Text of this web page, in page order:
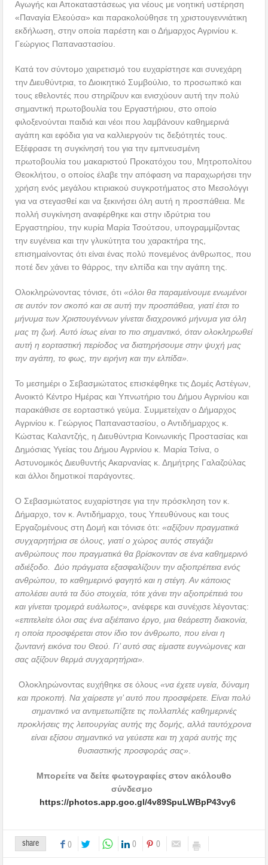
Αγωγής και Αποκαταστάσεως για νέους με νοητική υστέρηση
«Παναγία Ελεούσα» και παρακολούθησε τη χριστουγεννιάτικη
εκδήλωση, στην οποία παρέστη και ο Δήμαρχος Αγρινίου κ.
Γεώργιος Παπαναστασίου.
Κατά τον σύντομο χαιρετισμό του ευχαρίστησε και συνεχάρη
την Διευθύντρια, το Διοικητικό Συμβούλιο, το προσωπικό και
τους εθελοντές που στηρίζουν και ενισχύουν αυτή την πολύ
σημαντική πρωτοβουλία του Εργαστήριου, στο οποίο
φιλοξενούνται παιδιά και νέοι που λαμβάνουν καθημερινά
αγάπη και εφόδια για να καλλιεργούν τις δεξιότητές τους.
Εξέφρασε τη συγκίνησή του για την εμπνευσμένη
πρωτοβουλία του μακαριστού Προκατόχου του, Μητροπολίτου
Θεοκλήτου, ο οποίος έλαβε την απόφαση να παραχωρήσει την
χρήση ενός μεγάλου κτιριακού συγκροτήματος στο Μεσολόγγι
για να στεγασθεί και να ξεκινήσει όλη αυτή η προσπάθεια. Με
πολλή συγκίνηση αναφέρθηκε και στην ιδρύτρια του
Εργαστηρίου, την κυρία Μαρία Τσούτσου, υπογραμμίζοντας
την ευγένεια και την γλυκύτητα του χαρακτήρα της,
επισημαίνοντας ότι είναι ένας πολύ πονεμένος άνθρωπος, που
ποτέ δεν χάνει το θάρρος, την ελπίδα και την αγάπη της.
Ολοκληρώνοντας τόνισε, ότι«όλοι θα παραμείνουμε ενωμένοι
σε αυτόν τον σκοπό και σε αυτή την προσπάθεια, γιατί έτσι το
μήνυμα των Χριστουγέννων γίνεται διαχρονικό μήνυμα για όλη
μας τη ζωή. Αυτό ίσως είναι το πιο σημαντικό, όταν ολοκληρωθεί
αυτή η εορταστική περίοδος να διατηρήσουμε στην ψυχή μας
την αγάπη, το φως, την ειρήνη και την ελπίδα».
Το μεσημέρι ο Σεβασμιώτατος επισκέφθηκε τις Δομές Αστέγων,
Ανοικτό Κέντρο Ημέρας και Υπνωτήριο του Δήμου Αγρινίου και
παρακάθισε σε εορταστικό γεύμα. Συμμετείχαν ο Δήμαρχος
Αγρινίου κ. Γεώργιος Παπαναστασίου, ο Αντιδήμαρχος κ.
Κώστας Καλαντζής, η Διευθύντρια Κοινωνικής Προστασίας και
Δημόσιας Υγείας του Δήμου Αγρινίου κ. Μαρία Τσίνα, ο
Αστυνομικός Διευθυντής Ακαρνανίας κ. Δημήτρης Γαλαζούλας
και άλλοι δημοτικοί παράγοντες.
Ο Σεβασμιώτατος ευχαρίστησε για την πρόσκληση τον κ.
Δήμαρχο, τον κ. Αντιδήμαρχο, τους Υπευθύνους και τους
Εργαζομένους στη Δομή και τόνισε ότι:«αξίζουν πραγματικά
συγχαρητήρια σε όλους, γιατί ο χώρος αυτός στεγάζει
ανθρώπους που πραγματικά θα βρίσκονταν σε ένα καθημερινό
αδιέξοδο. Δύο πράγματα εξασφαλίζουν την αξιοπρέπεια ενός
ανθρώπου, το καθημερινό φαγητό και η στέγη. Αν κάποιος
απολέσει αυτά τα δύο στοιχεία, τότε χάνει την αξιοπρέπειά του
και γίνεται τρομερά ευάλωτος»,ανέφερε και συνέχισε λέγοντας:
«επιτελείτε όλοι σας ένα αξιέπαινο έργο, μια θεάρεστη διακονία,
η οποία προσφέρεται στον ίδιο τον άνθρωπο, που είναι η
ζωντανή εικόνα του Θεού. Γι’ αυτό σας είμαστε ευγνώμονες και
σας αξίζουν θερμά συγχαρητήρια».
Ολοκληρώνοντας ευχήθηκε σε όλους «να έχετε υγεία, δύναμη
και προκοπή. Να χαίρεστε γι’ αυτό που προσφέρετε. Είναι πολύ
σημαντικό να αντιμετωπίζετε τις πολλαπλές καθημερινές
προκλήσεις της λειτουργίας αυτής της δομής, αλλά ταυτόχρονα
είναι εξίσου σημαντικό να γεύεστε και τη χαρά αυτής της
θυσιαστικής προσφοράς σας»
Μπορείτε να δείτε φωτογραφίες στον ακόλουθο
σύνδεσμο
https://photos.app.goo.gl/4v89SpuLWBpP43vy6
share 0 0 0